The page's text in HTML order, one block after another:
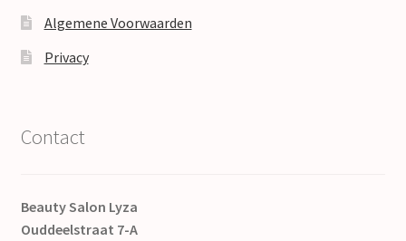
Algemene Voorwaarden
Privacy
Contact
Beauty Salon Lyza
Ouddeelstraat 7-A